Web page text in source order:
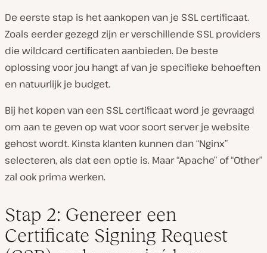
De eerste stap is het aankopen van je SSL certificaat.
Zoals eerder gezegd zijn er verschillende SSL providers
die wildcard certificaten aanbieden. De beste
oplossing voor jou hangt af van je specifieke behoeften
en natuurlijk je budget.
Bij het kopen van een SSL certificaat word je gevraagd
om aan te geven op wat voor soort server je website
gehost wordt. Kinsta klanten kunnen dan “Nginx”
selecteren, als dat een optie is. Maar “Apache” of “Other”
zal ook prima werken.
Stap 2: Genereer een
Certificate Signing Request